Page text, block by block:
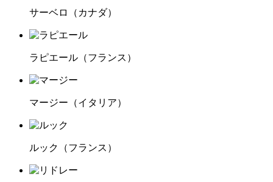
サーベロ （カナダ）
ラピエール （フランス）
マージー （イタリア）
ルック （フランス）